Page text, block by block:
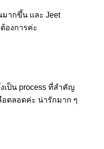
มากขึ้น และ Jeet
องการค่ะ
เป็น process ที่สำคัญ
อตลอดค่ะ น่ารักมาก ๆ